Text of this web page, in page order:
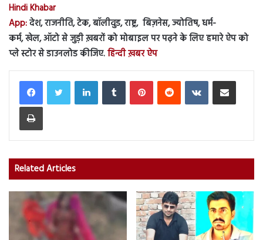
Hindi Khabar
App:देश, राजनीति, टेक, बॉलीवुड, राष्ट्र, बिज़नेस, ज्योतिष, धर्म-
कर्म, खेल, ऑटो से जुड़ी ख़बरों को मोबाइल पर पढ़ने के लिए हमारे ऐप को
प्ले स्टोर से डाउनलोड कीजिए.हिन्दी ख़बर ऐप
LinkedInTumblr PinterestReddit VKontakteShare via Email
Print
Related Articles